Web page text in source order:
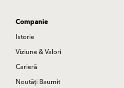
Companie
Istorie
Viziune & Valori
Carieră
Noutăți Baumit